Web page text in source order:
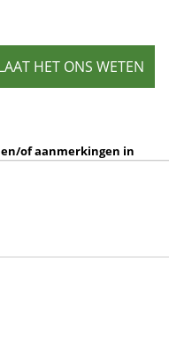
HET ONS WETEN
of aanmerkingen in